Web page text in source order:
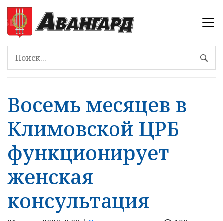
Восемь месяцев в
Климовской ЦРБ
функционирует
женская
консультация